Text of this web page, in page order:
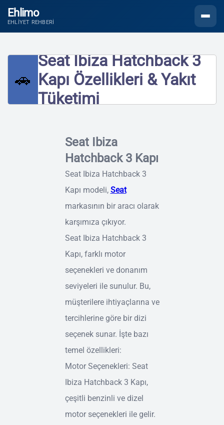
Ehlimo
EHLIYET REHBERI
🚗
Seat Ibiza Hatchback 3
Kapı Özellikleri & Yakıt
Tüketimi
Seat Ibiza
Hatchback 3 Kapı
Seat Ibiza Hatchback 3
Kapı modeli, Seat
markasının bir aracı olarak
karşımıza çıkıyor.
Seat Ibiza Hatchback 3
Kapı, farklı motor
seçenekleri ve donanım
seviyeleri ile sunulur. Bu,
müşterilere ihtiyaçlarına ve
tercihlerine göre bir dizi
seçenek sunar. İşte bazı
temel özellikleri:
Motor Seçenekleri: Seat
Ibiza Hatchback 3 Kapı,
çeşitli benzinli ve dizel
motor seçenekleri ile gelir.